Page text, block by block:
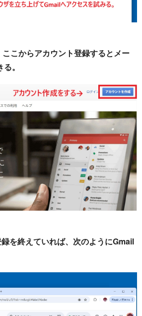
こからアカウント登録するとメー
。
を終えていれば、次のようにGmail